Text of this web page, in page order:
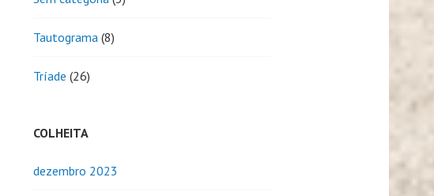
Tautograma (8)
Tríade (26)
COLHEITA
dezembro 2023